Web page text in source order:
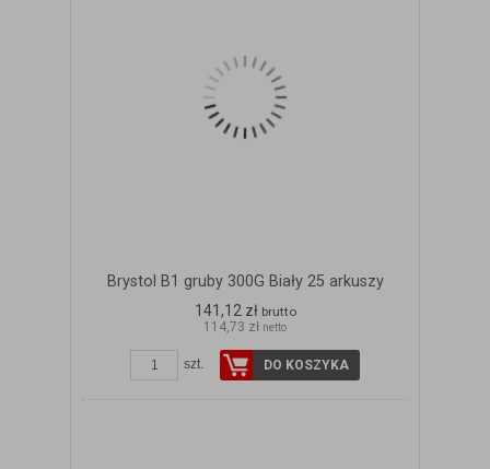
Brystol B1 gruby 300G Biały 25 arkuszy
141,12 zł brutto
114,73 zł netto
szt. DO KOSZYKA